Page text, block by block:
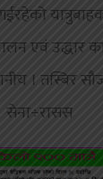
एवं उद्धार
। तस्बिर
सेना÷रासस